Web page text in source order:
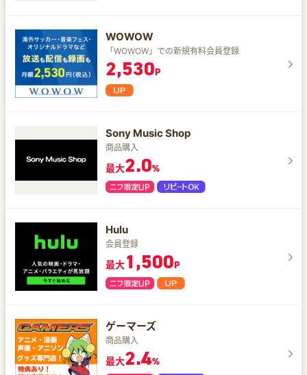
WOWOW
「WOWOW」での新規有料会員登録
2,530P
Sony Music Shop
商品購入
最大2.0%
Hulu
会員登録
最大1,500P
ゲーマーズ
商品購入
最大2.4%